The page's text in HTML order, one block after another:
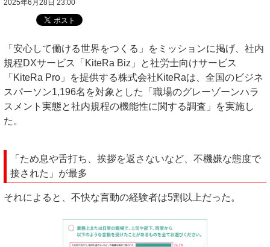
2025年6月28日 23:00
「安心して働ける世界をつくる」をミッションに掲げ、社内
規程DXサービス「KiteRa Biz」と社労士向けサービス
「KiteRa Pro」を提供する株式会社KiteRaは、全国のビジネ
スパーソン1,196名を対象とした「職場のグレーゾーンハラ
スメント実態と社内規程の機能性に関する調査」を実施し
た。
「ため息や舌打ち、挨拶を返さないなど、不機嫌な態度で
接された」が最多
それによると、不快な言動の経験者は5割以上だった。